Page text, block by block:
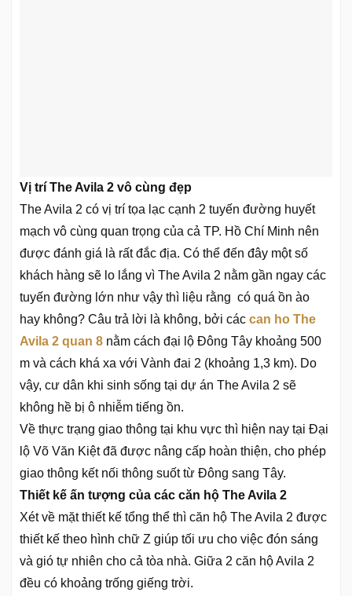
Vị trí The Avila 2 vô cùng đẹp
The Avila 2 có vị trí tọa lạc cạnh 2 tuyến đường huyết
mạch vô cùng quan trọng của cả TP. Hồ Chí Minh nên
được đánh giá là rất đắc địa. Có thể đến đây một số
khách hàng sẽ lo lắng vì The Avila 2 nằm gần ngay các
tuyến đường lớn như vậy thì liệu rằng có quá ồn ào
hay không? Câu trả lời là không, bởi các can ho The
Avila 2 quan 8 nằm cách đại lộ Đông Tây khoảng 500
m và cách khá xa với Vành đai 2 (khoảng 1,3 km). Do
vậy, cư dân khi sinh sống tại dự án The Avila 2 sẽ
không hề bị ô nhiễm tiếng ồn.
Về thực trạng giao thông tại khu vực thì hiện nay tại Đại
lộ Võ Văn Kiệt đã được nâng cấp hoàn thiện, cho phép
giao thông kết nối thông suốt từ Đông sang Tây.
Thiết kế ấn tượng của các căn hộ The Avila 2
Xét về mặt thiết kế tổng thể thì căn hộ The Avila 2 được
thiết kế theo hình chữ Z giúp tối ưu cho việc đón sáng
và gió tự nhiên cho cả tòa nhà. Giữa 2 căn hộ Avila 2
đều có khoảng trống giếng trời.